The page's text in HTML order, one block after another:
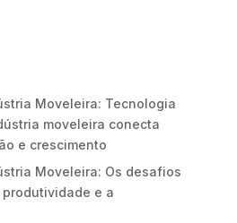
Moveleira: Tecnologia
moveleira conecta
e crescimento
Moveleira: Os desafios
e a